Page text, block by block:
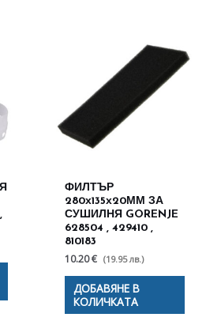
ФИЛТЪР
280х135х20ММ ЗА
СУШИЛНЯ GORENJE
628504 , 429410 ,
810183
10.20 € (19.95 лв.)
ДОБАВЯНЕ В
КОЛИЧКАТА